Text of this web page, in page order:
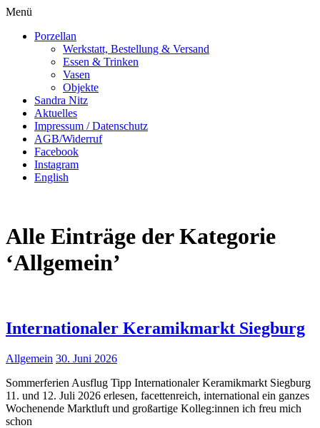
Menü
Porzellan
Werkstatt, Bestellung & Versand
Essen & Trinken
Vasen
Objekte
Sandra Nitz
Aktuelles
Impressum / Datenschutz
AGB/Widerruf
Facebook
Instagram
English
Alle Einträge der Kategorie
‘Allgemein’
Internationaler Keramikmarkt Siegburg
Allgemein 30. Juni 2026
Sommerferien Ausflug Tipp Internationaler Keramikmarkt Siegburg
11. und 12. Juli 2026 erlesen, facettenreich, international ein ganzes
Wochenende Marktluft und großartige Kolleg:innen ich freu mich
schon